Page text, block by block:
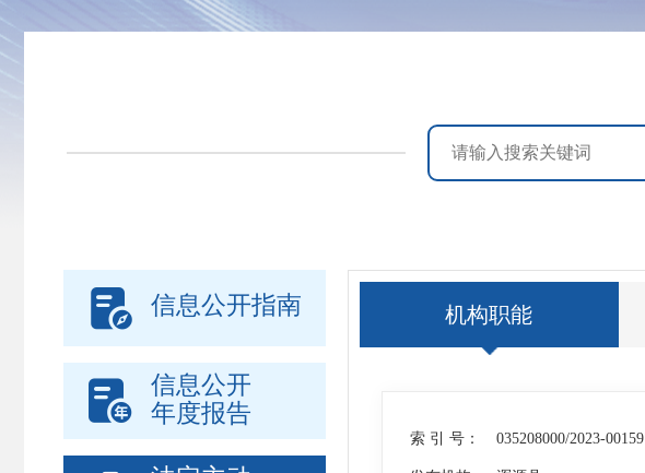
 信息公开指南

信息公开
年度报告
机构职能
索 引 号： 035208000/2023-00159